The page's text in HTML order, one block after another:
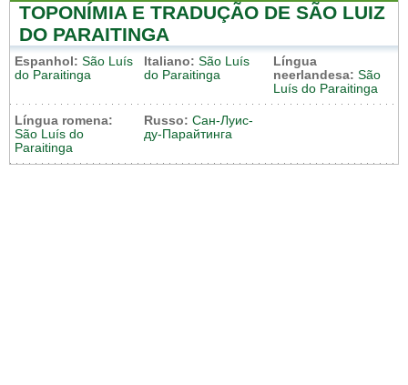
TOPONÍMIA E TRADUÇÃO DE SÃO LUIZ
DO PARAITINGA
Espanhol: São Luís
do Paraitinga
Italiano: São Luís
do Paraitinga
Língua
neerlandesa: São
Luís do Paraitinga
Língua romena:
São Luís do
Paraitinga
Russo: Сан-Луис-
ду-Парайтинга